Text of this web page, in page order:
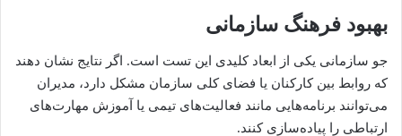
بهبود فرهنگ سازمانی
جو سازمانی یکی از ابعاد کلیدی این تست است. اگر نتایج نشان دهند
که روابط بین کارکنان یا فضای کلی سازمان مشکل دارد، مدیران
می‌توانند برنامه‌هایی مانند فعالیت‌های تیمی یا آموزش مهارت‌های
ارتباطی را پیاده‌سازی کنند.